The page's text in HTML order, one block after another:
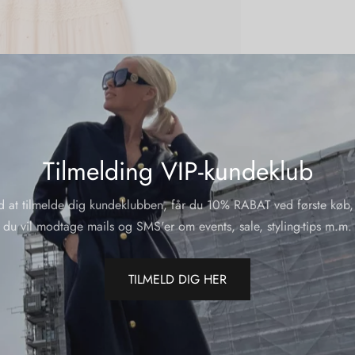
Tilmelding VIP-kundeklub
at tilmelde dig kundeklubben, får du 10% RABAT ved første
du vil modtage mails og SMS'er om events, sale, styling-tips m.m.
TILMELD DIG HER